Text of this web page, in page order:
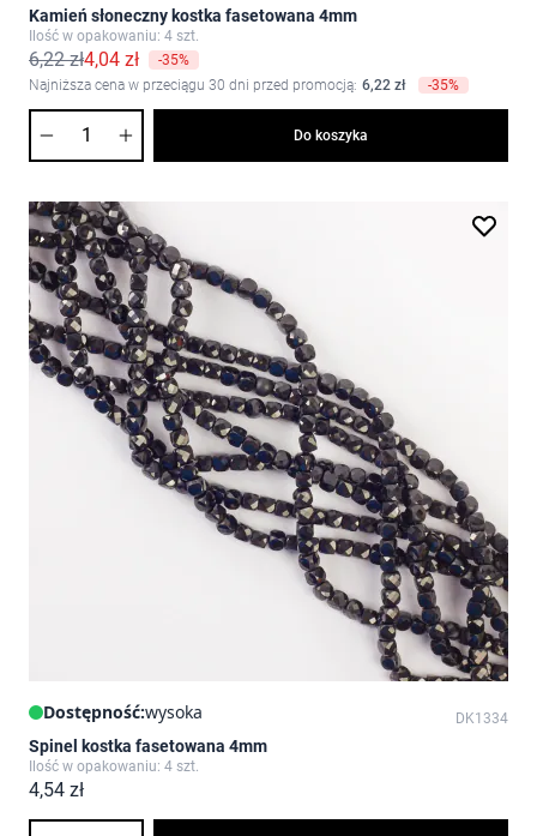
Kamień słoneczny kostka fasetowana 4mm
Ilość w opakowaniu: 4 szt.
6,22 zł4,04 zł
-35%
Najniższa cena w przeciągu 30 dni przed promocją: 6,22 zł -35%
Do koszyka
Dostępność:wysoka DK1334
Spinel kostka fasetowana 4mm
Ilość w opakowaniu: 4 szt.
4,54 zł